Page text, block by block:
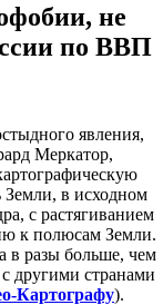
не
по ВВП
явления,
Меркатор,
Земли, в исходном
с растягиванием
к полюсам Земли.
в разы больше, чем
другими странами
Картографу).